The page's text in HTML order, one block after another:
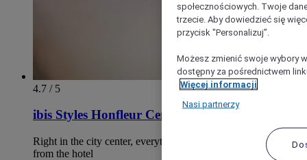
4.7 / 5
ibis Styles Honfleur Centre Historique
Right in the city center, everything within walking distance
from the hotel
społecznościowych. Twoje
trzecie. Aby dowiedzieć się
przycisk "Personalizuj”.
Możesz zmienić swoje wybory
dostępny za pośrednictwem
Więcej informacji
Nasi partnerzy